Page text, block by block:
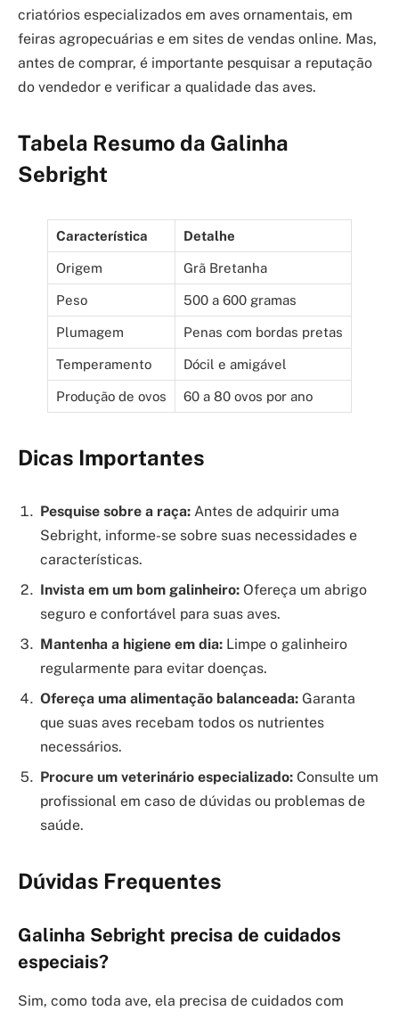
criatórios especializados em aves ornamentais, em
feiras agropecuárias e em sites de vendas online. Mas,
antes de comprar, é importante pesquisar a reputação
do vendedor e verificar a qualidade das aves.
Tabela Resumo da Galinha
Sebright
Característica Detalhe
Origem Grã Bretanha
Peso 500 a 600 gramas
Plumagem Penas com bordas pretas
Temperamento Dócil e amigável
Produção de ovos 60 a 80 ovos por ano
Dicas Importantes
Pesquise sobre a raça: Antes de adquirir uma
Sebright, informe-se sobre suas necessidades e
características.
Invista em um bom galinheiro: Ofereça um abrigo
seguro e confortável para suas aves.
Mantenha a higiene em dia: Limpe o galinheiro
regularmente para evitar doenças.
Ofereça uma alimentação balanceada: Garanta
que suas aves recebam todos os nutrientes
necessários.
Procure um veterinário especializado: Consulte um
profissional em caso de dúvidas ou problemas de
saúde.
Dúvidas Frequentes
Galinha Sebright precisa de cuidados
especiais?
Sim, como toda ave, ela precisa de cuidados com